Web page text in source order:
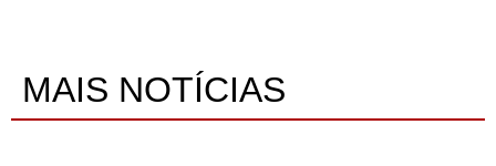
MAIS NOTÍCIAS